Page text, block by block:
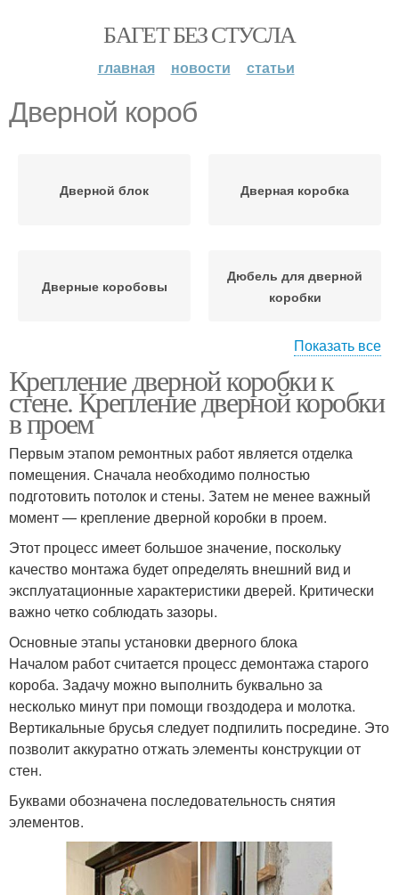
БАГЕТ БЕЗ СТУСЛА
главная новости статьи
Дверной короб
Дверной блок Дверная коробка
Дверные коробовы
Дюбель для дверной
коробки
коробки
Показать все
Крепление дверной коробки к
стене. Крепление дверной коробки
в проем
Первым этапом ремонтных работ является отделка
помещения. Сначала необходимо полностью
подготовить потолок и стены. Затем не менее важный
момент — крепление дверной коробки в проем.
Этот процесс имеет большое значение, поскольку
качество монтажа будет определять внешний вид и
эксплуатационные характеристики дверей. Критически
важно четко соблюдать зазоры.
Основные этапы установки дверного блока
Началом работ считается процесс демонтажа старого
короба. Задачу можно выполнить буквально за
несколько минут при помощи гвоздодера и молотка.
Вертикальные брусья следует подпилить посредине. Это
позволит аккуратно отжать элементы конструкции от
стен.
Буквами обозначена последовательность снятия
элементов.